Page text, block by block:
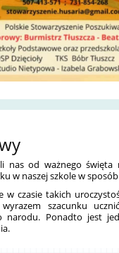
nas od ważnego święta
w naszej szkole w
w czasie takich
szacunku
narodu. Ponadto jest